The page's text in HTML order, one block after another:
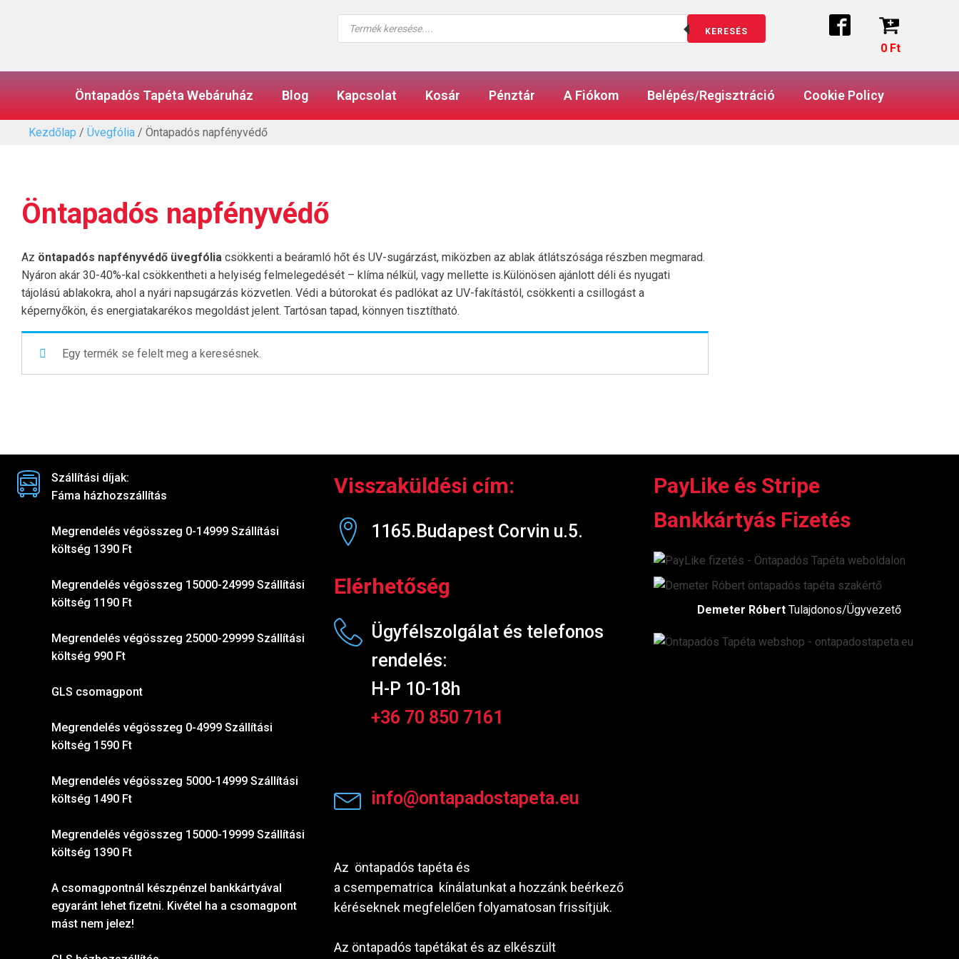
Products
KERESÉS
0 Ft
Öntapadós Tapéta Webáruház Blog Kapcsolat Kosár Pénztár A Fiókom Belépés/Regisztráció Cookie Policy
Kezdőlap / Üvegfólia / Öntapadós napfényvédő
Öntapadós napfényvédő
Az öntapadós napfényvédő üvegfólia csökkenti a beáramló hőt és UV-sugárzást, miközben az ablak átlátszósága részben megmarad.
Nyáron akár 30-40%-kal csökkentheti a helyiség felmelegedését – klíma nélkül, vagy mellette is.Különösen ajánlott déli és nyugati
tájolású ablakokra, ahol a nyári napsugárzás közvetlen. Védi a bútorokat és padlókat az UV-fakítástól, csökkenti a csillogást a
képernyőkön, és energiatakarékos megoldást jelent. Tartósan tapad, könnyen tisztítható.
Egy termék se felelt meg a keresésnek.
Szállítási díjak:
Fáma házhozszállítás
Megrendelés végösszeg 0-14999 Szállítási
költség 1390 Ft
Megrendelés végösszeg 15000-24999 Szállítási
költség 1190 Ft
Megrendelés végösszeg 25000-29999 Szállítási
költség 990 Ft
GLS csomagpont
Megrendelés végösszeg 0-4999 Szállítási
költség 1590 Ft
Megrendelés végösszeg 5000-14999 Szállítási
költség 1490 Ft
Megrendelés végösszeg 15000-19999 Szállítási
költség 1390 Ft
A csomagpontnál készpénzel bankkártyával
egyaránt lehet fizetni. Kivétel ha a csomagpont
mást nem jelez!
Visszaküldési cím:
1165.Budapest Corvin u.5.
Elérhetőség
Ügyfélszolgálat és telefonos
rendelés:
H-P 10-18h
+36 70 850 7161
info@ontapadostapeta.eu
Az öntapadós tapéta és
a csempematrica kínálatunkat a hozzánk beérkező
kéréseknek megfelelően folyamatosan frissítjük.
Az öntapadós tapétákat és az elkészült
PayLike és Stripe
Bankkártyás Fizetés
Demeter RóbertTulajdonos/Ügyvezető